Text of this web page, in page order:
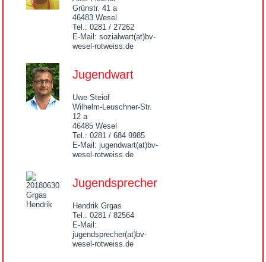
Grünstr. 41 a
46483 Wesel
Tel.: 0281 / 27262
E-Mail: sozialwart(at)bv-
wesel-rotweiss.de
Jugendwart
Uwe Steiof
Wilhelm-Leuschner-Str.
12 a
46485 Wesel
Tel.: 0281 / 684 9985
E-Mail: jugendwart(at)bv-
wesel-rotweiss.de
Jugendsprecher
Hendrik Grgas
Tel.: 0281 / 82564
E-Mail:
jugendsprecher(at)bv-
wesel-rotweiss.de